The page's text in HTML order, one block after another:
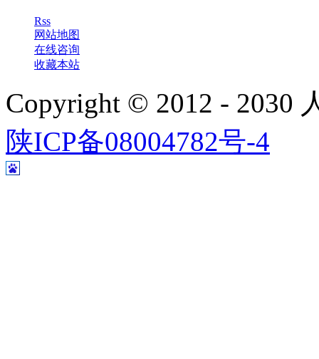
Rss
网站地图
在线咨询
收藏本站
Copyright © 2012 - 2030
陕ICP备08004782号-4